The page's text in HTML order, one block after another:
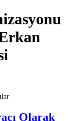
Olarak